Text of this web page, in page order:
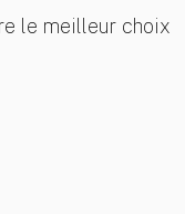
le meilleur choix